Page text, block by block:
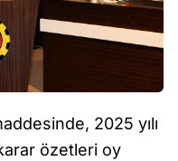
2025 yılı
özetleri oy